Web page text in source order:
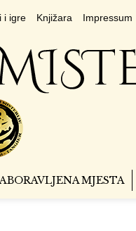
i igre Knjižara Impressum
MJESTA